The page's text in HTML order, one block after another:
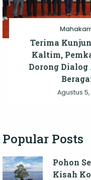
Terima
Kaltim,
Dorong
Agustus
Popular Posts
Pohon
Kisah